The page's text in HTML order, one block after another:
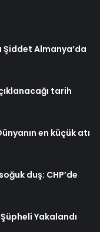
Şiddet Almanya’da
tarih
en küçük atı
duş: CHP’de
Yakalandı